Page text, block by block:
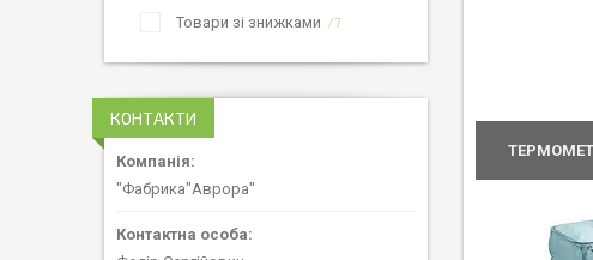
Товари зі знижками
7
КОНТАКТИ
"Фабрика"Аврора"